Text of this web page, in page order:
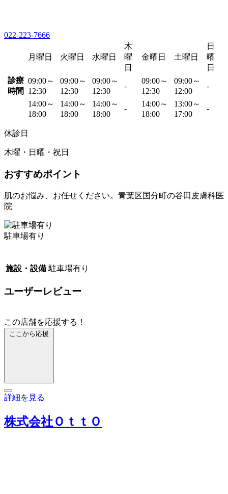
022-223-7666
月曜日 火曜日 水曜日
木
曜
日
金曜日 土曜日
日
曜
日
診療
時間
09:00～
12:30
09:00～
12:30
09:00～
12:30
-
09:00～
12:30
09:00～
12:00
-
14:00～
18:00
14:00～
18:00
14:00～
18:00
-
14:00～
18:00
13:00～
17:00
-
休診日
木曜・日曜・祝日
おすすめポイント
肌のお悩み、お任せください。青葉区国分町の谷田皮膚科医
院
駐車場有り
施設・設備 駐車場有り
ユーザーレビュー
この店舗を応援する！
ここから応援
詳細を見る
株式会社ＯｔｔＯ